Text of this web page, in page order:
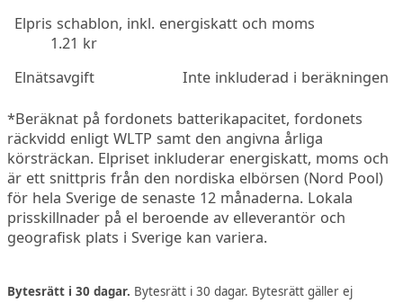
Elpris schablon, inkl. energiskatt och moms
1.21 kr
Elnätsavgift
Inte inkluderad i beräkningen
*Beräknat på fordonets batterikapacitet, fordonets
räckvidd enligt WLTP samt den angivna årliga
körsträckan. Elpriset inkluderar energiskatt, moms och
är ett snittpris från den nordiska elbörsen (Nord Pool)
för hela Sverige de senaste 12 månaderna. Lokala
prisskillnader på el beroende av elleverantör och
geografisk plats i Sverige kan variera.
Bytesrätt i 30 dagar. Bytesrätt i 30 dagar. Bytesrätt gäller ej